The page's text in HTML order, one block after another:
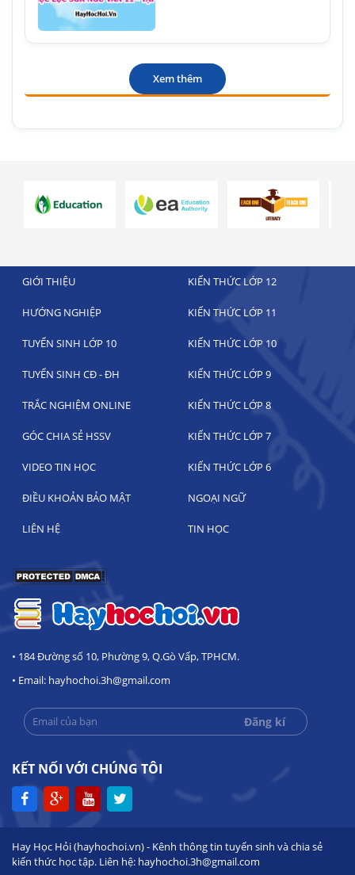
Xem thêm
GIỚI THIỆU KIẾN THỨC LỚP 12
HƯỚNG NGHIỆP KIẾN THỨC LỚP 11
TUYỂN SINH LỚP 10 KIẾN THỨC LỚP 10
TUYỂN SINH CĐ - ĐH KIẾN THỨC LỚP 9
TRẮC NGHIỆM ONLINE KIẾN THỨC LỚP 8
GÓC CHIA SẺ HSSV KIẾN THỨC LỚP 7
VIDEO TIN HỌC KIẾN THỨC LỚP 6
ĐIỀU KHOẢN BẢO MẬT NGOẠI NGỮ
LIÊN HỆ TIN HỌC
• 184 Đường số 10, Phường 9, Q.Gò Vấp, TPHCM.
• Email: hayhochoi.3h@gmail.com
KẾT NỐI VỚI CHÚNG TÔI
Hay Học Hỏi (hayhochoi.vn) - Kênh thông tin tuyển sinh và chia sẻ
kiến thức học tập. Liên hệ: hayhochoi.3h@gmail.com